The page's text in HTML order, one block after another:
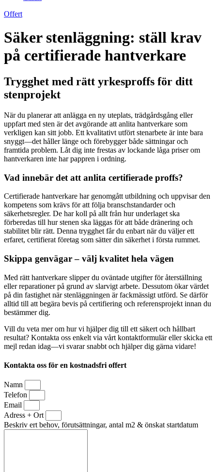
Offert
Säker stenläggning: ställ krav
på certifierade hantverkare
Trygghet med rätt yrkesproffs för ditt
stenprojekt
När du planerar att anlägga en ny uteplats, trädgårdsgång eller
uppfart med sten är det avgörande att anlita hantverkare som
verkligen kan sitt jobb. Ett kvalitativt utfört stenarbete är inte bara
snyggt—det håller länge och förebygger både sättningar och
framtida problem. Låt dig inte frestas av lockande låga priser om
hantverkaren inte har pappren i ordning.
Vad innebär det att anlita certifierade proffs?
Certifierade hantverkare har genomgått utbildning och uppvisar den
kompetens som krävs för att följa branschstandarder och
säkerhetsregler. De har koll på allt från hur underlaget ska
förberedas till hur stenen ska läggas för att både dränering och
stabilitet blir rätt. Denna trygghet får du enbart när du väljer ett
erfaret, certifierat företag som sätter din säkerhet i första rummet.
Skippa genvägar – välj kvalitet hela vägen
Med rätt hantverkare slipper du oväntade utgifter för återställning
eller reparationer på grund av slarvigt arbete. Dessutom ökar värdet
på din fastighet när stenläggningen är fackmässigt utförd. Se därför
alltid till att begära bevis på certifiering och referensprojekt innan du
bestämmer dig.
Vill du veta mer om hur vi hjälper dig till ett säkert och hållbart
resultat? Kontakta oss enkelt via vårt kontaktformulär eller skicka ett
mejl redan idag—vi svarar snabbt och hjälper dig gärna vidare!
Kontakta oss för en kostnadsfri offert
Namn
Telefon
Email
Adress + Ort
Beskriv ert behov, förutsättningar, antal m2 & önskat startdatum